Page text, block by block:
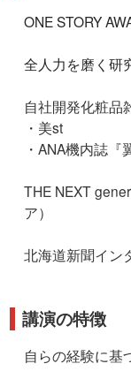
ONE STORY
全人力を磨く研
自社開発化粧品
・美st
・ANA機内誌『
THE NEXT
ア）
北海道新聞イン
講演の特徴
自らの経験に基